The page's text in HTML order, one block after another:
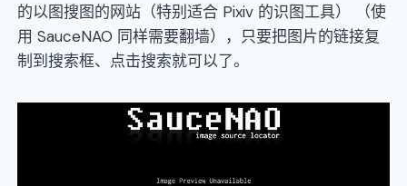
的以图搜图的网站（特别适合 Pixiv 的识图工具）
（使
用 SauceNAO 同样需要翻墙），只要把图片的链接复
制到搜索框、点击搜索就可以了。